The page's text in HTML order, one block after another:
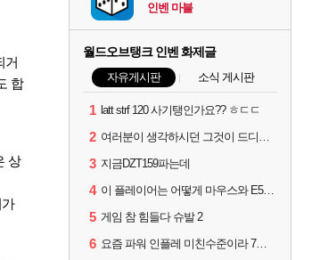
거
합
상
인벤 마블
월드오브탱크 인벤 화제글
자유게시판 소식 게시판
1 latt strf 120 사기탱인가요?? ㅎㄷㄷ
2 여러분이 생각하시던 그것이 드디어 나타났습니다
3 지금DZT159파는데
4 이 플레이어는 어떻게 마우스와 E5를 보유할수 있나요...?
5 게임 참 힘들다 슈발 2
6 요즘 파워 인플레 미친수준이라 7티어로 9탑방 걸리면